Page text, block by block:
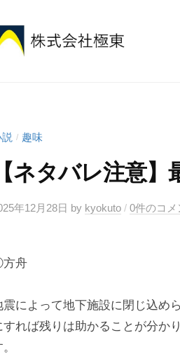
極
東
/ 趣味
【ネタバレ注意
年12月28日 by kyokuto / 0件のコメ
舟
震によって地下施設に閉じ込め
すれば残りは助かることが分か